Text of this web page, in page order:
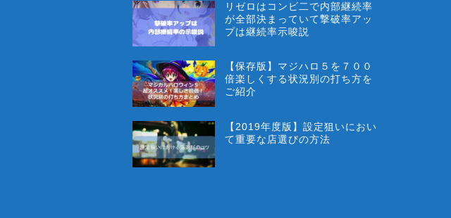
リゼロはコンビ二で内部継続率
が全部決まっていて撃破率アッ
プは継続率示唆説
【保存版】マジハロ５を７００
倍楽しくする状況別の打ち方を
ご紹介
【2019年度版】設定狙いにおい
て重要な店選びの方法